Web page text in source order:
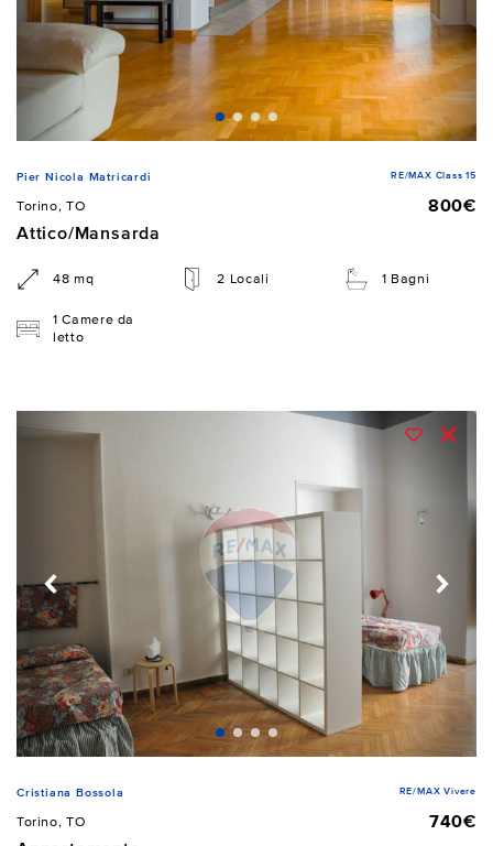
Pier Nicola Matricardi RE/MAX Class 15
Torino, TO
800€
Attico/Mansarda
48 mq 2 Locali 1 Bagni
1 Camere da
letto
Cristiana Bossola RE/MAX Vivere
Torino, TO
740€